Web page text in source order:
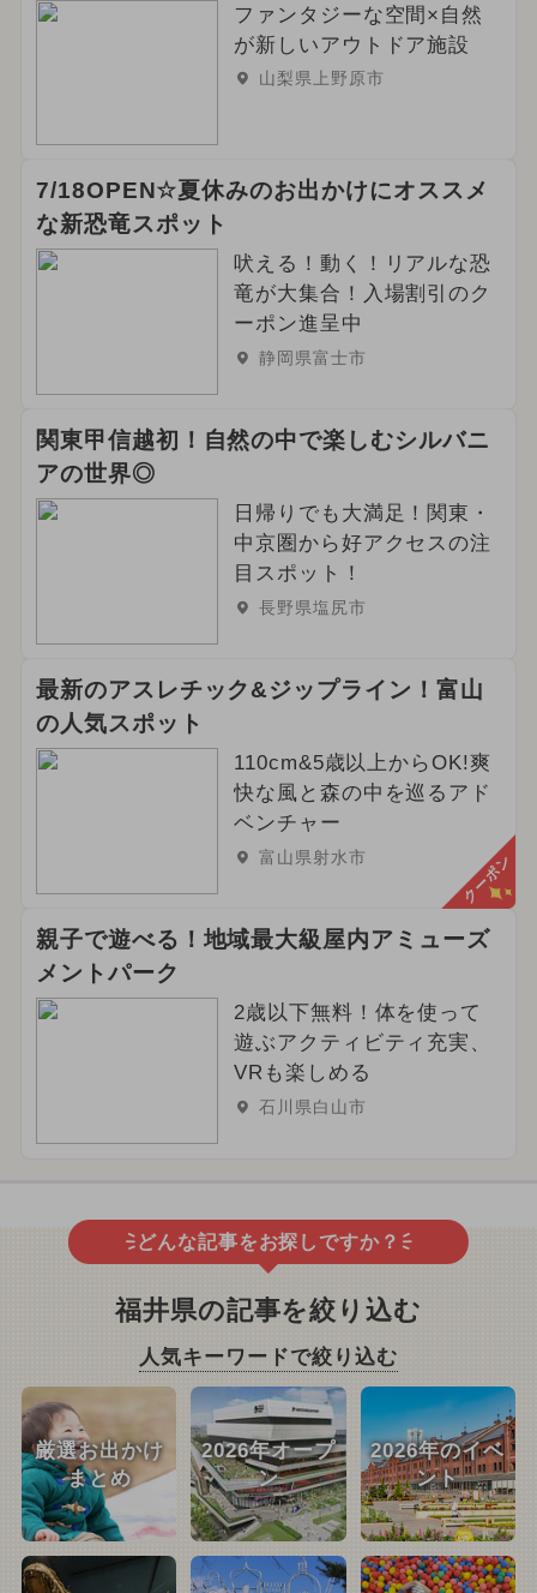
ファンタジーな空間×自然
が新しいアウトドア施設
山梨県上野原市
7/18OPEN☆夏休みのお出かけにオススメ
な新恐竜スポット
吠える！動く！リアルな恐
竜が大集合！入場割引のク
ーポン進呈中
静岡県富士市
関東甲信越初！自然の中で楽しむシルバニ
アの世界◎
日帰りでも大満足！関東・
中京圏から好アクセスの注
目スポット！
長野県塩尻市
最新のアスレチック&ジップライン！富山
の人気スポット
110cm&5歳以上からOK!爽
快な風と森の中を巡るアド
ベンチャー
富山県射水市 クーポン
親子で遊べる！地域最大級屋内アミューズ
メントパーク
2歳以下無料！体を使って
遊ぶアクティビティ充実、
VRも楽しめる
石川県白山市
どんな記事をお探しですか？
福井県の記事を絞り込む
人気キーワードで絞り込む
厳選お出かけ
まとめ
2026年オープ
ン
2026年のイベ
ント